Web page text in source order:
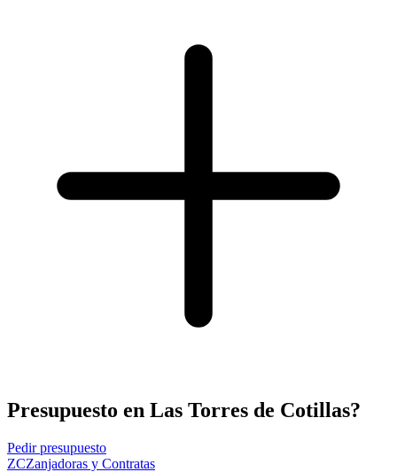
Presupuesto en Las Torres de Cotillas?
Pedir presupuesto
ZCZanjadoras y Contratas